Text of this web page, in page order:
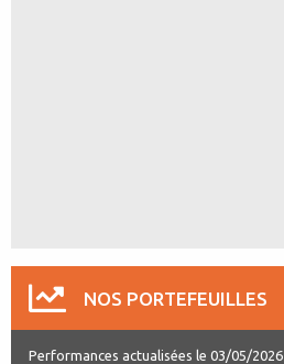
NOS PORTEFEUILLES
Performances actualisées le 03/05/2026